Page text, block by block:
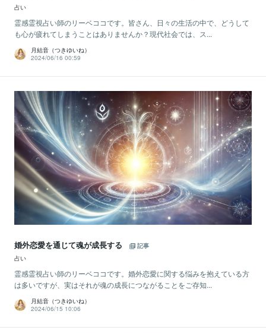
占い
霊感霊視占い師のリーベココです。皆さん、日々の生活の中で、どうして
も心が疲れてしまうことはありませんか？現代社会では、ス...
月結音（つきゆいね）
2024/06/16 00:59
婚外恋愛を通じて魂が成長する
記事
占い
霊感霊視占い師のリーベココです。婚外恋愛に関する悩みを抱えている方
は多いですが、実はそれが魂の成長につながることをご存知...
月結音（つきゆいね）
2024/06/15 10:06